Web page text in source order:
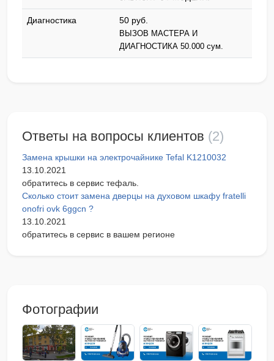
Диагностика 50 pyб.
ВЫЗОВ МАСТЕРА И
ДИАГНОСТИКА 50.000 сум.
Ответы на вопросы клиентов (2)
Замена крышки на электрочайнике Tefal K1210032
13.10.2021
обратитесь в сервис тефаль.
Сколько стоит замена дверцы на духовом шкафу fratelli
onofri ovk 6ggcn ?
13.10.2021
обратитесь в сервис в вашем регионе
Фотографии